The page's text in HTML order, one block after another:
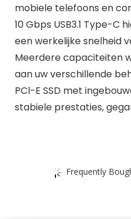
mobiele telefoons en
10 Gbps USB3.1 Type-
een werkelijke snelheid
Meerdere capaciteiten
aan uw verschillende
PCl-E SSD met
stabiele prestaties,
Frequently